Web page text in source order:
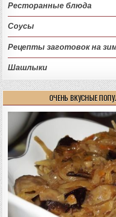
Ресторанные блюда
Соусы
Рецепты заготовок на
Шашлыки
ОЧЕНЬ ВКУСНЫЕ